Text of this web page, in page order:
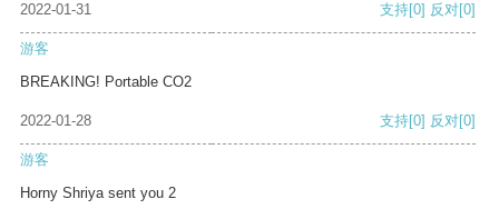
2022-01-31 支持[0] 反对[0]
游客
BREAKING! Portable CO2
2022-01-28 支持[0] 反对[0]
游客
Horny Shriya sent you 2